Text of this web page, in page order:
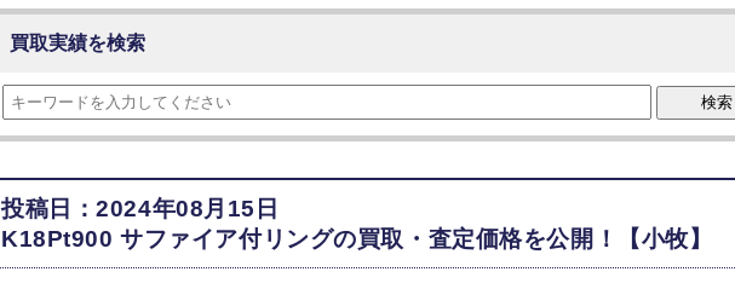
買取実績を検索
検索
投稿日：2024年08月15日
K18Pt900 サファイア付リングの買取・査定価格を公開！【小牧】